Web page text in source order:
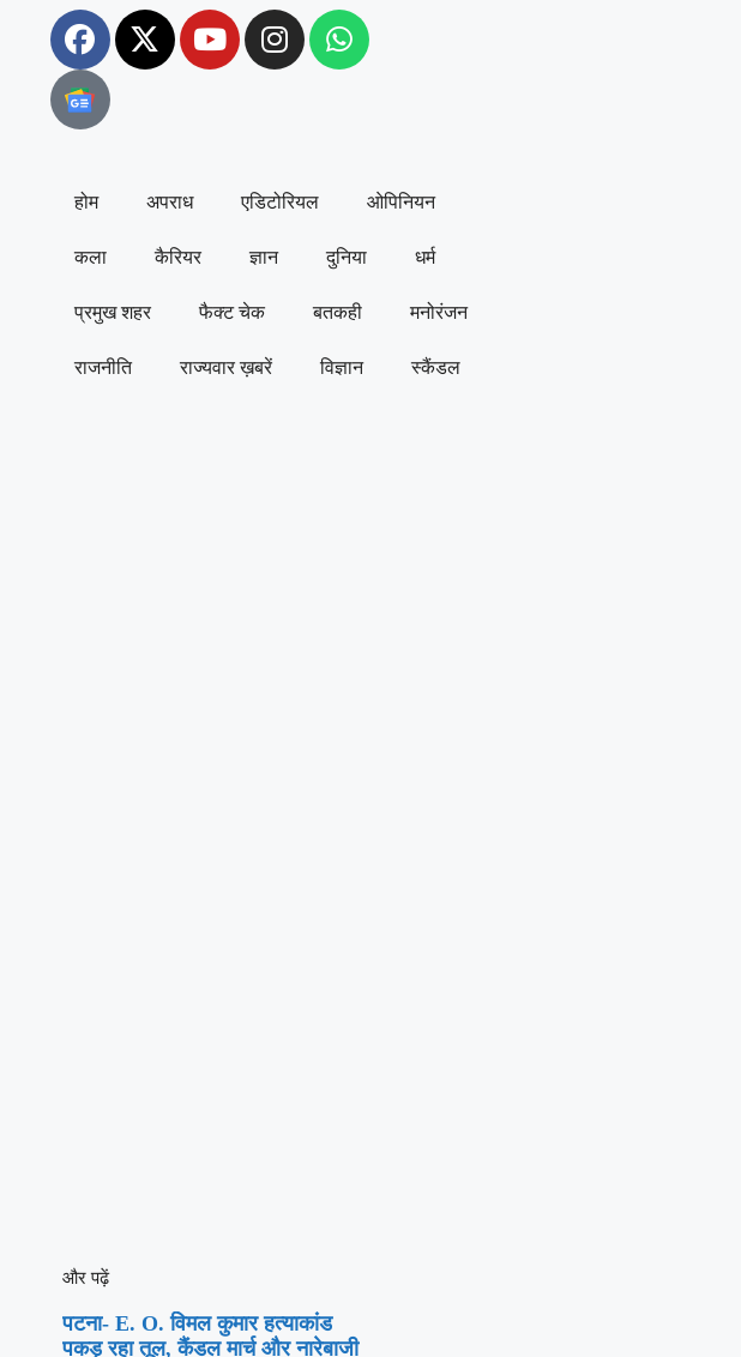
होम अपराध एडिटोरियल ओपिनियन
कला कैरियर ज्ञान दुनिया धर्म
प्रमुख शहर फैक्ट चेक बतकही मनोरंजन
राजनीति राज्यवार ख़बरें विज्ञान स्कैंडल
और पढ़ें
पटना- E. O. विमल कुमार हत्याकांड
पकड़ रहा तूल, कैंडल मार्च और नारेबाजी